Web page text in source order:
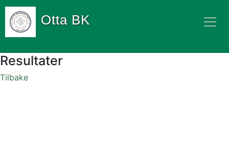
Otta BK
Resultater
Tilbake